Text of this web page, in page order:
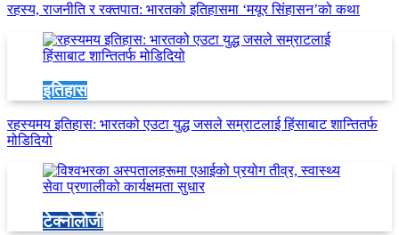
रहस्य, राजनीति र रक्तपात: भारतको इतिहासमा ‘मयूर सिंहासन’को कथा
इतिहास
रहस्यमय इतिहास: भारतको एउटा युद्ध जसले सम्राटलाई हिंसाबाट शान्तितर्फ
मोडिदियो
टेक्नोलोजी